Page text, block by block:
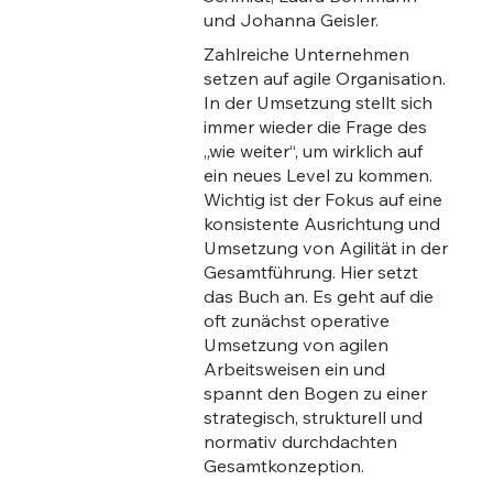
und Johanna Geisler.
Zahlreiche Unternehmen
setzen auf agile Organisation.
In der Umsetzung stellt sich
immer wieder die Frage des
„wie weiter“, um wirklich auf
ein neues Level zu kommen.
Wichtig ist der Fokus auf eine
konsistente Ausrichtung und
Umsetzung von Agilität in der
Gesamtführung. Hier setzt
das Buch an. Es geht auf die
oft zunächst operative
Umsetzung von agilen
Arbeitsweisen ein und
spannt den Bogen zu einer
strategisch, strukturell und
normativ durchdachten
Gesamtkonzeption.